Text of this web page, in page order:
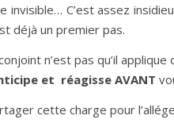
invisible… C’est assez
déjà un premier pas.
n’est pas qu’il
et réagisse AVANT
cette charge pour